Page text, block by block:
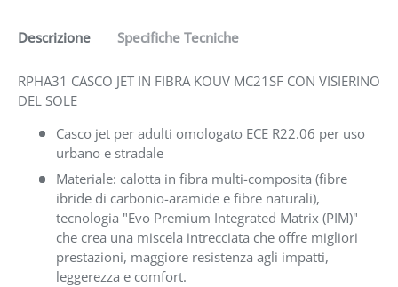
Descrizione Specifiche Tecniche
RPHA31 CASCO JET IN FIBRA KOUV MC21SF CON VISIERINO
DEL SOLE
Casco jet per adulti omologato ECE R22.06 per uso
urbano e stradale
Materiale: calotta in fibra multi-composita (fibre
ibride di carbonio-aramide e fibre naturali),
tecnologia "Evo Premium Integrated Matrix (PIM)"
che crea una miscela intrecciata che offre migliori
prestazioni, maggiore resistenza agli impatti,
leggerezza e comfort.